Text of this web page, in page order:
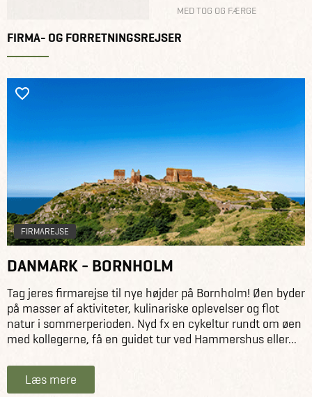
MED TOG OG FÆRGE
FIRMA- OG FORRETNINGSREJSER
FIRMAREJSE
DANMARK - BORNHOLM
Tag jeres firmarejse til nye højder på Bornholm! Øen byder
på masser af aktiviteter, kulinariske oplevelser og flot
natur i sommerperioden. Nyd fx en cykeltur rundt om øen
med kollegerne, få en guidet tur ved Hammershus eller...
Læs mere